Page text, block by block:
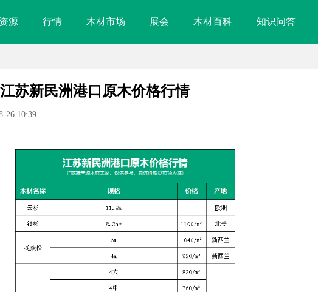
源 行情 木材市场 展会 木材百科 知识问答
苏新民洲港口原木价格行情
26 10:39